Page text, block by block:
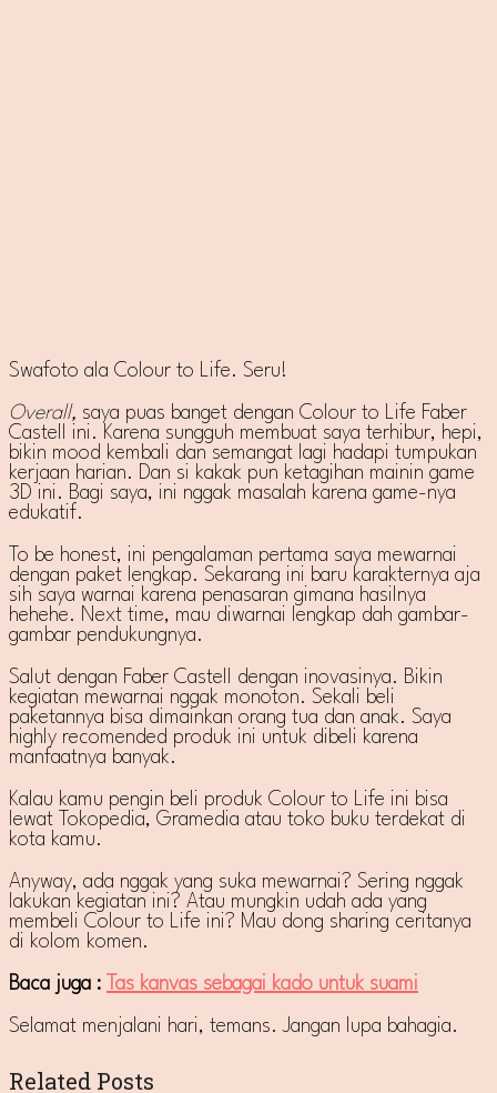
Swafoto ala Colour to Life. Seru!
Overall, saya puas banget dengan Colour to Life Faber
Castell ini. Karena sungguh membuat saya terhibur, hepi,
bikin mood kembali dan semangat lagi hadapi tumpukan
kerjaan harian. Dan si kakak pun ketagihan mainin game
3D ini. Bagi saya, ini nggak masalah karena game-nya
edukatif.
To be honest, ini pengalaman pertama saya mewarnai
dengan paket lengkap. Sekarang ini baru karakternya aja
sih saya warnai karena penasaran gimana hasilnya
hehehe. Next time, mau diwarnai lengkap dah gambar-
gambar pendukungnya.
Salut dengan Faber Castell dengan inovasinya. Bikin
kegiatan mewarnai nggak monoton. Sekali beli
paketannya bisa dimainkan orang tua dan anak. Saya
highly recomended produk ini untuk dibeli karena
manfaatnya banyak.
Kalau kamu pengin beli produk Colour to Life ini bisa
lewat Tokopedia, Gramedia atau toko buku terdekat di
kota kamu.
Anyway, ada nggak yang suka mewarnai? Sering nggak
lakukan kegiatan ini? Atau mungkin udah ada yang
membeli Colour to Life ini? Mau dong sharing ceritanya
di kolom komen.
Baca juga : Tas kanvas sebagai kado untuk suami
Selamat menjalani hari, temans. Jangan lupa bahagia.
Related Posts